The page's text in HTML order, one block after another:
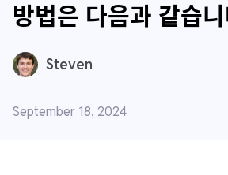
방법은 다음과 같습
Steven
September 18, 2024